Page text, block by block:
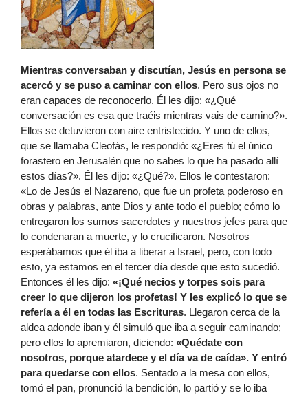
Mientras conversaban y discutían, Jesús en persona se
acercó y se puso a caminar con ellos. Pero sus ojos no
eran capaces de reconocerlo. Él les dijo: «¿Qué
conversación es esa que traéis mientras vais de camino?».
Ellos se detuvieron con aire entristecido. Y uno de ellos,
que se llamaba Cleofás, le respondió: «¿Eres tú el único
forastero en Jerusalén que no sabes lo que ha pasado allí
estos días?». Él les dijo: «¿Qué?». Ellos le contestaron:
«Lo de Jesús el Nazareno, que fue un profeta poderoso en
obras y palabras, ante Dios y ante todo el pueblo; cómo lo
entregaron los sumos sacerdotes y nuestros jefes para que
lo condenaran a muerte, y lo crucificaron. Nosotros
esperábamos que él iba a liberar a Israel, pero, con todo
esto, ya estamos en el tercer día desde que esto sucedió.
Entonces él les dijo: «¡Qué necios y torpes sois para
creer lo que dijeron los profetas! Y les explicó lo que se
refería a él en todas las Escrituras. Llegaron cerca de la
aldea adonde iban y él simuló que iba a seguir caminando;
pero ellos lo apremiaron, diciendo: «Quédate con
nosotros, porque atardece y el día va de caída». Y entró
para quedarse con ellos. Sentado a la mesa con ellos,
tomó el pan, pronunció la bendición, lo partió y se lo iba